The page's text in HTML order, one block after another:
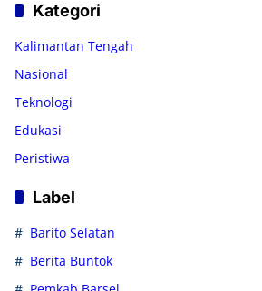
Kategori
Kalimantan Tengah
Nasional
Teknologi
Edukasi
Peristiwa
Label
Barito Selatan
Berita Buntok